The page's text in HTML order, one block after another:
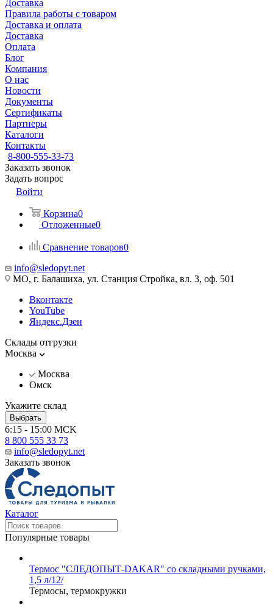
Доставка
Правила работы с товаром
Доставка и оплата
Доставка
Оплата
Блог
Компания
О нас
Новости
Документы
Сертификаты
Партнеры
Каталоги
Контакты
8-800-555-33-73
Заказать звонок
Задать вопрос
Войти
Корзина0
Отложенные0
Сравнение товаров0
info@sledopyt.net
МО, г. Балашиха, ул. Станция Стройка, вл. 3, оф. 501
Вконтакте
YouTube
Яндекс.Дзен
Склады отгрузки
Москва
Москва
Омск
Укажите склад
Выбрать
6:15 - 15:00 MCK
8 800 555 33 73
info@sledopyt.net
Заказать звонок
Каталог
Популярные товары
Термос "СЛЕДОПЫТ-DAKAR" со складными ручками,
1,5 л/12/
Термосы, термокружки